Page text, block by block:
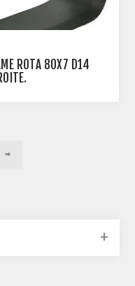
ROTA 80X7 D14